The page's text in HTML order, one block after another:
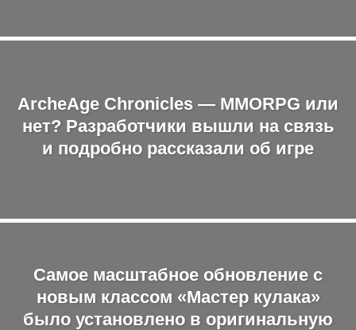
ArcheAge Chronicles — MMORPG или
нет? Разработчики вышли на связь
и подробно рассказали об игре
Самое масштабное обновление с
новым классом «Мастер кулака»
было установлено в оригинальную